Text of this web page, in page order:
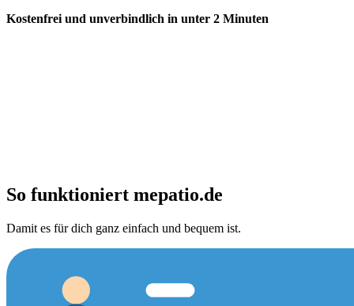
Kostenfrei und unverbindlich in unter 2 Minuten
So funktioniert mepatio.de
Damit es für dich ganz einfach und bequem ist.